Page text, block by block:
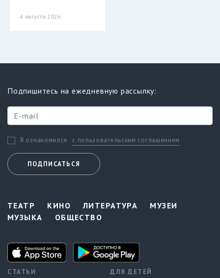
4 августа 2026
Подпишитесь на ежедневную рассылку:
Я ознакомился с пользовательским соглашением
ПОДПИСАТЬСЯ
ТЕАТР КИНО ЛИТЕРАТУРА
МУЗЕИ
МУЗЫКА
ОБЩЕСТВО
СТАТЬИ
ДЛЯ ДЕТЕЙ